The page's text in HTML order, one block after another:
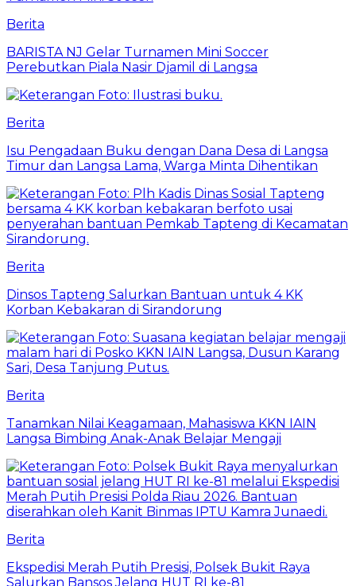
Berita
BARISTA NJ Gelar Turnamen Mini Soccer
Perebutkan Piala Nasir Djamil di Langsa
Berita
Isu Pengadaan Buku dengan Dana Desa di Langsa
Timur dan Langsa Lama, Warga Minta Dihentikan
Berita
Dinsos Tapteng Salurkan Bantuan untuk 4 KK
Korban Kebakaran di Sirandorung
Berita
Tanamkan Nilai Keagamaan, Mahasiswa KKN IAIN
Langsa Bimbing Anak-Anak Belajar Mengaji
Berita
Ekspedisi Merah Putih Presisi, Polsek Bukit Raya
Salurkan Bansos Jelang HUT RI ke-81